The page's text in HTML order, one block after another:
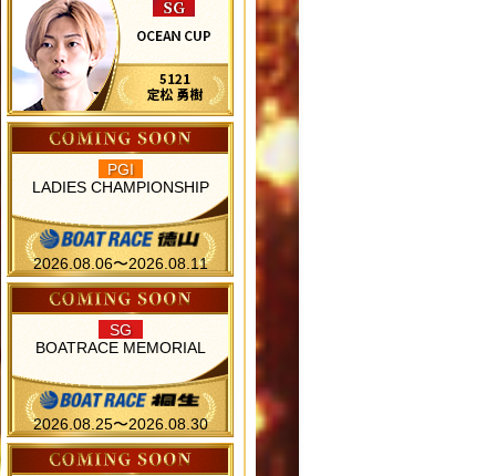
PGI
LADIES CHAMPIONSHIP
2026.08.06〜2026.08.11
SG
BOATRACE MEMORIAL
2026.08.25〜2026.08.30